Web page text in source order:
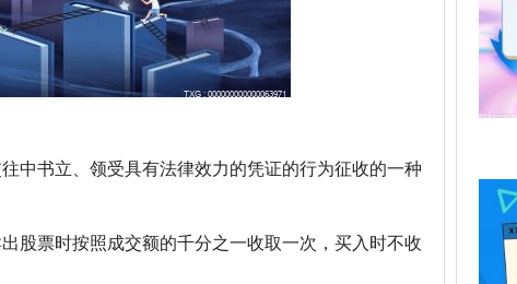
中书立、领受具有法律效力的凭证的行为征收的一种
股票时按照成交额的千分之一收取一次，买入时不收